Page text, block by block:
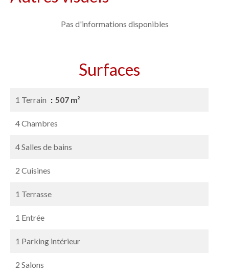
Pas d'informations disponibles
Surfaces
1 Terrain 507 m²
4 Chambres
4 Salles de bains
2 Cuisines
1 Terrasse
1 Entrée
1 Parking intérieur
2 Salons